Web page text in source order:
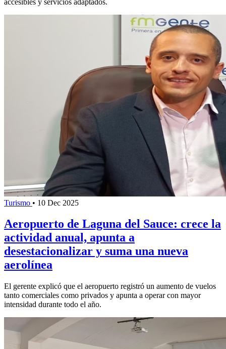
Turismo • 10 Dec 2025
Aeropuerto de Laguna del Sauce: crece la
actividad anual, apunta a
desestacionalizar y suma una nueva
aerolínea
El gerente explicó que el aeropuerto registró un aumento de vuelos
tanto comerciales como privados y apunta a operar con mayor
intensidad durante todo el año.